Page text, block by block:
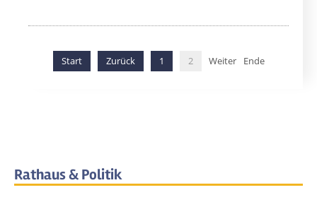
Start Zurück 1 2 Weiter Ende
Rathaus & Politik